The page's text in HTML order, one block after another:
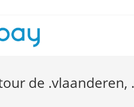
de .vlaanderen,